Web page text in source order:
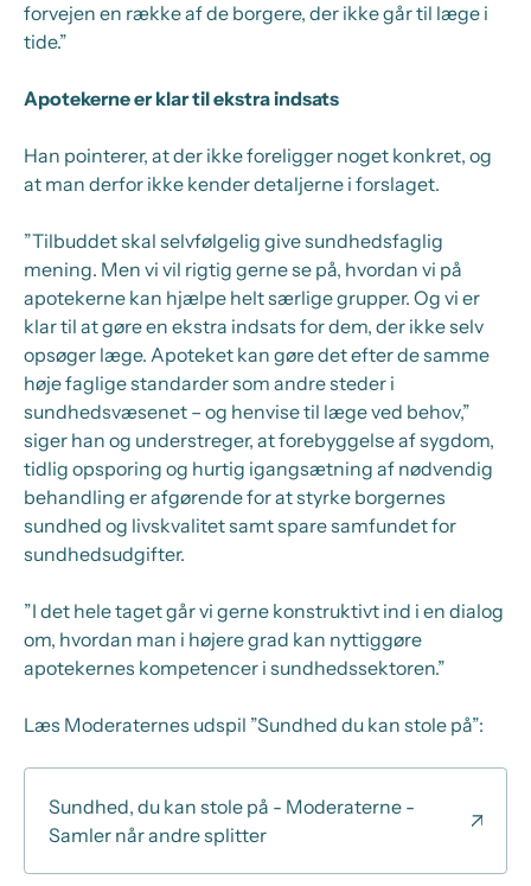
forvejen en række af de borgere, der ikke går til læge i
tide.”
Apotekerne er klar til ekstra indsats
Han pointerer, at der ikke foreligger noget konkret, og
at man derfor ikke kender detaljerne i forslaget.
”Tilbuddet skal selvfølgelig give sundhedsfaglig
mening. Men vi vil rigtig gerne se på, hvordan vi på
apotekerne kan hjælpe helt særlige grupper. Og vi er
klar til at gøre en ekstra indsats for dem, der ikke selv
opsøger læge. Apoteket kan gøre det efter de samme
høje faglige standarder som andre steder i
sundhedsvæsenet – og henvise til læge ved behov,”
siger han og understreger, at forebyggelse af sygdom,
tidlig opsporing og hurtig igangsætning af nødvendig
behandling er afgørende for at styrke borgernes
sundhed og livskvalitet samt spare samfundet for
sundhedsudgifter.
”I det hele taget går vi gerne konstruktivt ind i en dialog
om, hvordan man i højere grad kan nyttiggøre
apotekernes kompetencer i sundhedssektoren.”
Læs Moderaternes udspil ”Sundhed du kan stole på”:
Sundhed, du kan stole på - Moderaterne -
Samler når andre splitter